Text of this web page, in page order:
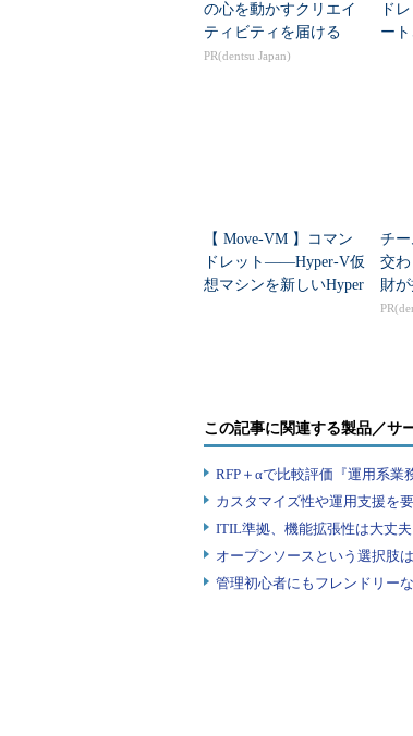
の心を動かすクリエイ
ティビティを届ける
PR(dentsu Japan)
ド
ー
【 Move-VM 】コマン
ドレット――Hyper-V仮
想マシンを新しいHyper
チ
交
財
この記事に関連する製品／サ
RFP＋αで比較評価『運用系業
カスタマイズ性や運用支援を
ITIL準拠、機能拡張性は大丈
オープンソースという選択肢
管理初心者にもフレンドリー